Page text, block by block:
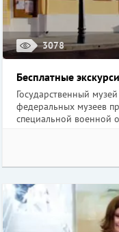
3078
Бесплатные
Государственный
федеральных музеев
специальной военной